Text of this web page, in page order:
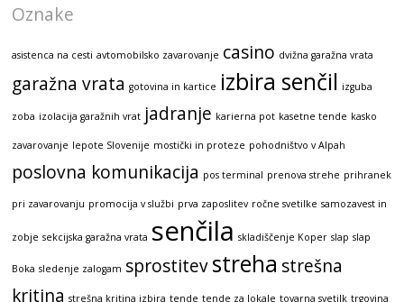
Oznake
asistenca na cesti avtomobilsko zavarovanje casino dvižna garažna vrata
garažna vrata gotovina in kartice izbira senčil izguba
zoba izolacija garažnih vrat jadranje karierna pot kasetne tende kasko
zavarovanje lepote Slovenije mostički in proteze pohodništvo v Alpah
poslovna komunikacija pos terminal prenova strehe prihranek
pri zavarovanju promocija v službi prva zaposlitev ročne svetilke samozavest in
zobje sekcijska garažna vrata senčila skladiščenje Koper slap slap
Boka sledenje zalogam sprostitevstreha strešna
kritina strešna kritina izbira tende tende za lokale tovarna svetilk trgovina